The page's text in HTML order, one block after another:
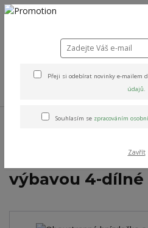
+420 778 743 310
Výprodej Oboustranné
Oboustranné
výbavou 4-dílné
Přeji si odebírat novinky e-mailem
údajů.
Souhlasím se zpracováním
Zavřít